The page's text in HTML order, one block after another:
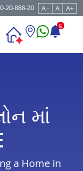
20-888-20 A - A A+
5
માં
a Home in